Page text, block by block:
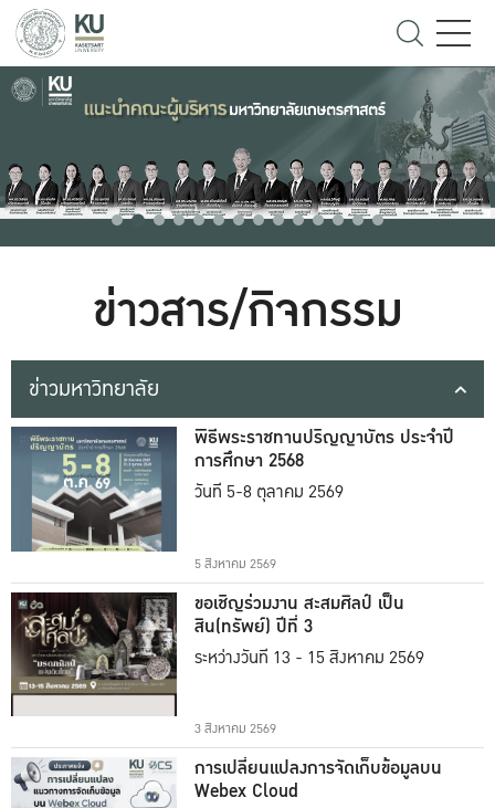
ข่าวสาร/กิจกรรม
ข่าวมหาวิทยาลัย
พิธีพระราชทานปริญญาบัตร ประจำปี
การศึกษา 2568
วันที่ 5-8 ตุลาคม 2569
5 สิงหาคม 2569
ขอเชิญร่วมงาน สะสมศิลป์ เป็น
สิน(ทรัพย์) ปีที่ 3
ระหว่างวันที่ 13 - 15 สิงหาคม 2569
3 สิงหาคม 2569
การเปลี่ยนแปลงการจัดเก็บข้อมูลบน
Webex Cloud